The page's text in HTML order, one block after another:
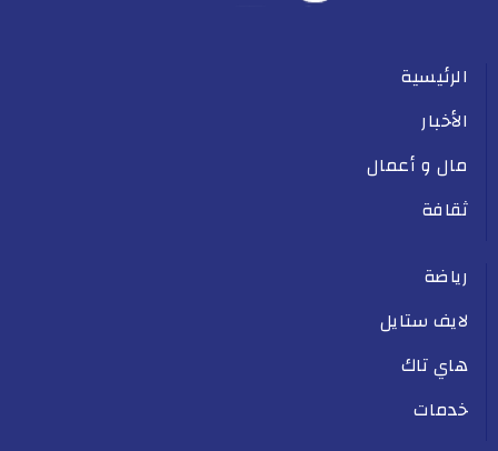
الرئيسية
الأخبار
مال و أعمال
ثقافة
رياضة
لايف ستايل
هاي تاك
خدمات